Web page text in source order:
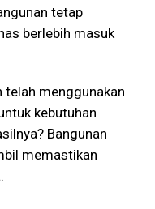
tetap
berlebih masuk
telah menggunakan
kebutuhan
Bangunan
memastikan